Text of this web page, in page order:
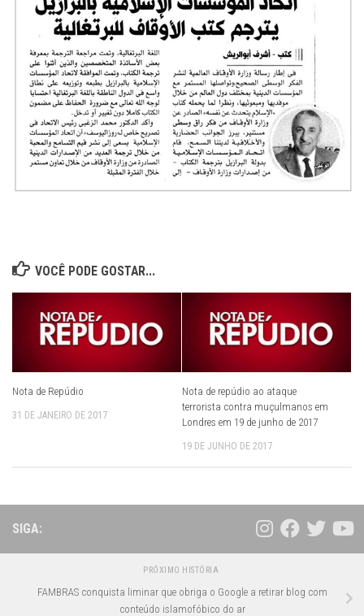
VOCÊ PODE GOSTAR...
Nota de Repúdio
31 DE JANEIRO DE 2017
Nota de repúdio ao ataque
terrorista contra muçulmanos em
Londres em 19 de junho de 2017
19 DE JUNHO DE 2017
SIGA:
PRÓXIMO HISTÓRIA
FAMBRAS conquista liminar que obriga o Google a retirar blog com
conteúdo islamofóbico do ar